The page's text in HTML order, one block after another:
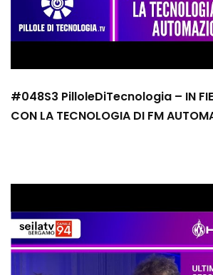
#048S3 PilloleDiTecnologia – IN
CON LA TECNOLOGIA DI FM